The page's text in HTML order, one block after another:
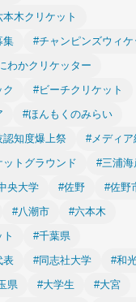
木クリケット
集
#チャンピンズウィケ
わかクリケッター
#ビーチクリケット
#ほんもくのみらい
認知度爆上祭
#メディア
トグラウンド
#三浦海
央大学 #佐野
#佐野
#八潮市
#六本木
#千葉県
表
#同志社大学
#和
県 #大学生
#大宮